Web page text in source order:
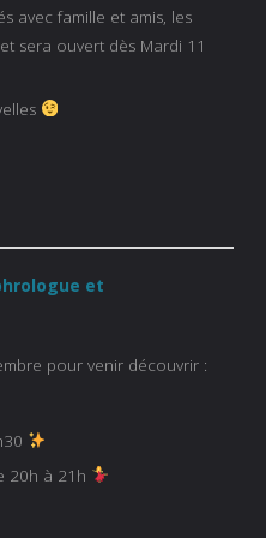
avec famille et amis, les
sera ouvert dès Mardi 11
et
pour venir découvrir :
20h à 21h